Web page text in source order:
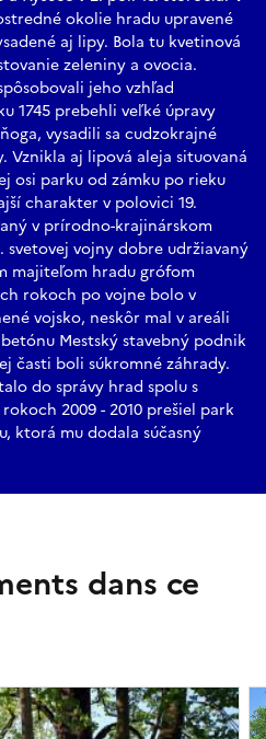
okolie hradu upravené
aj lipy. Bola tu kvetinová
zeleniny a ovocia.
jeho vzhľad
1745 prebehli veľké úpravy
vysadili sa cudzokrajné
Vznikla aj lipová aleja situovaná
osi parku od zámku po rieku
charakter v polovici 19.
v prírodno-krajinárskom
svetovej vojny dobre udržiavaný
majiteľom hradu grófom
rokoch po vojne bolo v
vojsko, neskôr mal v areáli
Mestský stavebný podnik
časti boli súkromné záhrady.
do správy hrad spolu s
2009 - 2010 prešiel park
ktorá mu dodala súčasný
dans ce